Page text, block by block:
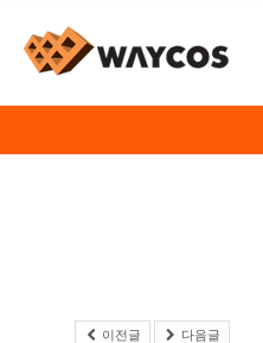
이전글 다음글